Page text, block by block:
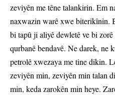
zeviyên me têne talankirin. Em
naxwazin warê xwe biterikînin.
bi tapû ji aliyê dewletê ve bi
qurbanê bendavê. Ne darek, ne
petrolê xwezaya me tine dikin.
zeviyên min, zeviyên min talan
min, keda zarokên min heye.